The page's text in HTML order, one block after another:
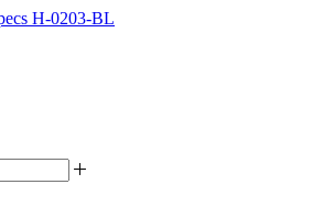
H-0203-BL